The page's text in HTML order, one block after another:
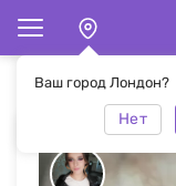
Ваш город Лондон?
Нет